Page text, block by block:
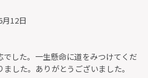
月12日
した。一生懸命に道をみつけてくだ
した。ありがとうございました。